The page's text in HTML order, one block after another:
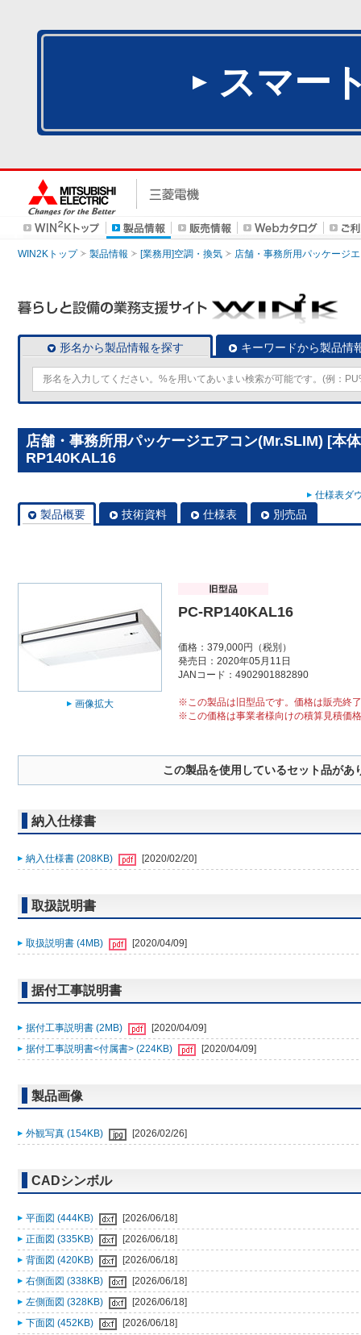
スマー
WIN2Kトップ 製品情報 [業務用]空調・換気 店舗・事務所用パッケージ
形名から製品情報を探す キーワードから製品情
店舗・事務所用パッケージエアコン(Mr.SLIM) [本
RP140KAL16
仕様表ダ
製品概要 技術資料 仕様表 別売品
画像拡大
PC-RP140KAL16
価格：379,000円（税別）
発売日：2020年05月11日
JANコード：4902901882890
※この製品は旧型品です。価格は販売終
※この価格は事業者様向けの積算見積価
この製品を使用しているセット品があ
納入仕様書
納入仕様書 (208KB) [2020/02/20]
取扱説明書
取扱説明書 (4MB) [2020/04/09]
据付工事説明書
据付工事説明書 (2MB)
[2020/04/09]
据付工事説明書<付属書> (224KB)
[2020/04/09]
製品画像
外観写真 (154KB) [2026/02/26]
CADシンボル
平面図 (444KB)
[2026/06/18]
正面図 (335KB)
[2026/06/18]
背面図 (420KB)
[2026/06/18]
右側面図 (338KB)
[2026/06/18]
左側面図 (328KB)
[2026/06/18]
下面図 (452KB)
[2026/06/18]